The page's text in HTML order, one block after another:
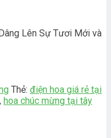
Lên Sự Tươi Mới và
Thẻ: điện hoa giá rẻ tại
, hoa chúc mừng tại tây